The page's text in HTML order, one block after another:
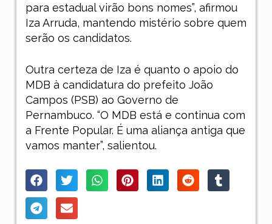
para estadual virão bons nomes”, afirmou
Iza Arruda, mantendo mistério sobre quem
serão os candidatos.
Outra certeza de Iza é quanto o apoio do
MDB à candidatura do prefeito João
Campos (PSB) ao Governo de
Pernambuco. “O MDB está e continua com
a Frente Popular. É uma aliança antiga que
vamos manter”, salientou.